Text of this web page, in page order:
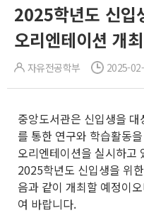
2025학년도 신입
오리엔테이션 개
자유전공학부 2025-
중앙도서관은 신입생을
를 통한 연구와 학습활동
오리엔테이션을 실시하고
2025학년도 신입생을 위
음과 같이 개최할 예정이
여 바랍니다.